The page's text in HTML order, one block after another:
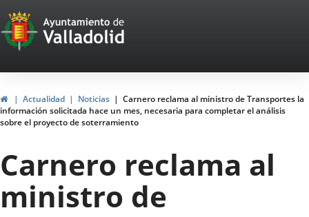
Portal
Web
del
Ayuntamiento
de
Valladolid
InicioActualidad Noticias
Carnero reclama al ministro de Transportes la
información solicitada hace un mes, necesaria para completar el análisis
sobre el proyecto de soterramiento
Carnero reclama al
ministro de